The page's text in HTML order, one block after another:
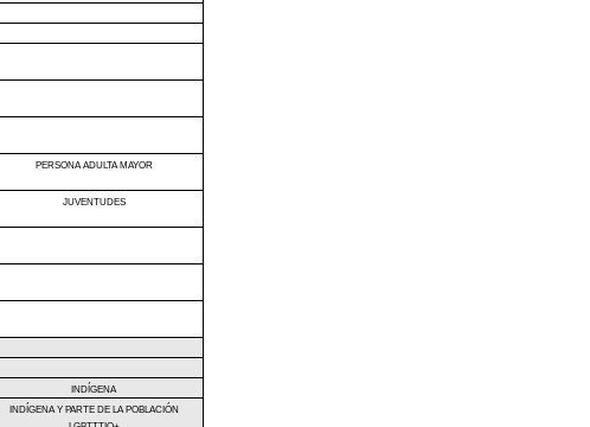
PERSONA ADULTA MAYOR
JUVENTUDES
INDÍGENA
INDÍGENA Y PARTE DE LA POBLACIÓN